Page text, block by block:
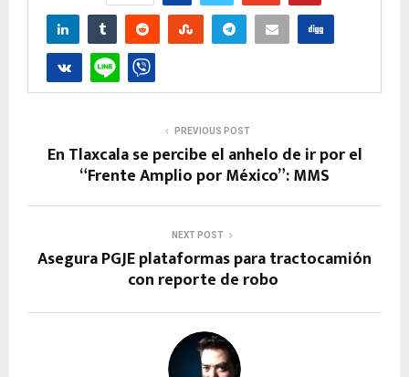
PREVIOUS POST
En Tlaxcala se percibe el anhelo de ir por el
“Frente Amplio por México”: MMS
NEXT POST
Asegura PGJE plataformas para tractocamión
con reporte de robo